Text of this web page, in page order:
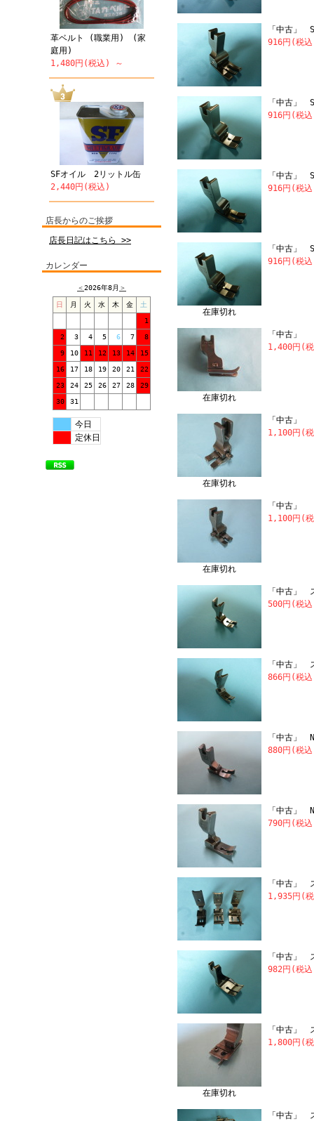
革ベルト (職業用) (家
庭用)
1,480円(税込) ～
SFオイル 2リットル缶
2,440円(税込)
店長からのご挨拶
店長日記はこちら >>
カレンダー
＜2026年8月 ＞
日 月 火 水 木 金 土
1
2 3 4 5 6 7 8
9 10 11 12 13 14 15
16 17 18 19 20 21 22
23 24 25 26 27 28 29
30 31
今日
定休日
「中古」
916円(税
「中古」
916円(税
「中古
916円(税
在庫切れ
「中古
916円(税
在庫切れ
「中古」
1,400円(
在庫切れ
「中古」
1,100円(
在庫切れ
「中古」
1,100円(
「中古」
500円(税
「中古」
866円(税
「中古」
880円(税
「中古」
790円(税
「中古」
1,935円(
「中古」
982円(税
在庫切れ
「中古」
1,800円(
「中古」